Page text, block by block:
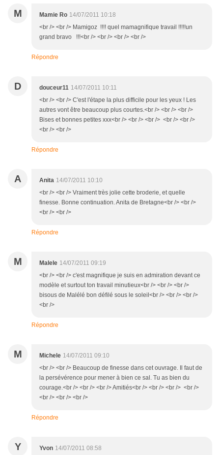
M Mamie Ro 14/07/2011 10:18
<br /> <br /> Mamigoz !!!! quel mamagnifique travail !!!!!un
grand bravo !!!<br /> <br /> <br /> <br />
Répondre
D douceur11 14/07/2011 10:11
<br /> <br /> C'est l'étape la plus difficile pour les yeux ! Les
autres vont être beaucoup plus courtes.<br /> <br /> <br />
Bises et bonnes petites xxx<br /> <br /> <br /> <br /> <br />
<br /> <br />
Répondre
A Anita 14/07/2011 10:10
<br /> <br /> Vraiment très jolie cette broderie, et quelle
finesse. Bonne continuation. Anita de Bretagne<br /> <br />
<br /> <br />
Répondre
M Malele 14/07/2011 09:19
<br /> <br /> c'est magnifique je suis en admiration devant ce
modèle et surtout ton travail minutieux<br /> <br /> <br />
bisous de Malélé bon défilé sous le soleil<br /> <br /> <br />
<br />
Répondre
M Michele 14/07/2011 09:10
<br /> <br /> Beaucoup de finesse dans cet ouvrage. Il faut de
la persévérence pour mener à bien ce sal. Tu as bien du
courage.<br /> <br /> <br /> Amitiés<br /> <br /> <br /> <br />
<br /> <br /> <br />
Répondre
Y Yvon 14/07/2011 08:58